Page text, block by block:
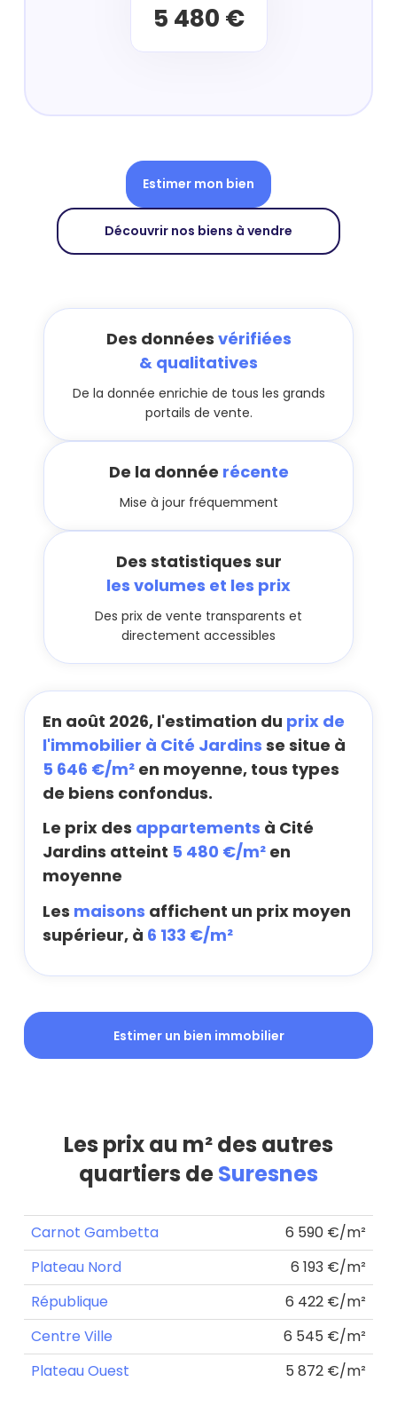
5 480 €
Estimer mon bien
Découvrir nos biens à vendre
Des données vérifiées
& qualitatives
De la donnée enrichie de tous les grands
portails de vente.
De la donnée récente
Mise à jour fréquemment
Des statistiques sur
les volumes et les prix
Des prix de vente transparents et
directement accessibles
En août 2026, l'estimation du prix de
l'immobilier à Cité Jardins se situe à
5 646 €/m² en moyenne, tous types
de biens confondus.
Le prix des appartements à Cité
Jardins atteint 5 480 €/m² en
moyenne
Les maisons affichent un prix moyen
supérieur, à 6 133 €/m²
Estimer un bien immobilier
Les prix au m² des autres
quartiers deSuresnes
Carnot Gambetta
6 590 €/m²
Plateau Nord
6 193 €/m²
République
6 422 €/m²
Centre Ville
6 545 €/m²
Plateau Ouest
5 872 €/m²